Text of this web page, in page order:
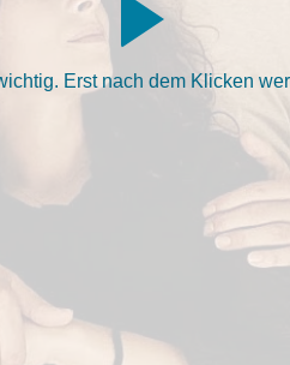
Erst nach dem Klicken